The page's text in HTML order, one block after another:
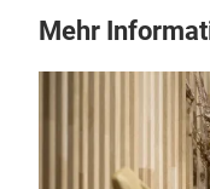
Mehr